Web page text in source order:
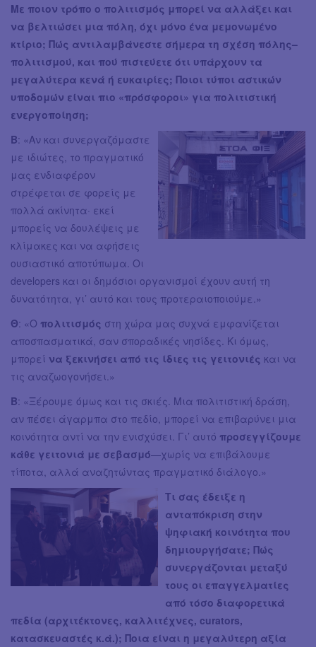
Με ποιον τρόπο ο πολιτισμός μπορεί να αλλάξει και
να βελτιώσει μια πόλη, όχι μόνο ένα μεμονωμένο
κτίριο; Πώς αντιλαμβάνεστε σήμερα τη σχέση πόλης–
πολιτισμού, και πού πιστεύετε ότι υπάρχουν τα
μεγαλύτερα κενά ή ευκαιρίες; Ποιοι τύποι αστικών
υποδομών είναι πιο «πρόσφοροι» για πολιτιστική
ενεργοποίηση;
Β: «Αν και συνεργαζόμαστε
με ιδιώτες, το πραγματικό
μας ενδιαφέρον
στρέφεται σε φορείς με
πολλά ακίνητα· εκεί
μπορείς να δουλέψεις με
κλίμακες και να αφήσεις
ουσιαστικό αποτύπωμα. Οι
developers και οι δημόσιοι οργανισμοί έχουν αυτή τη
δυνατότητα, γι’ αυτό και τους προτεραιοποιούμε.»
Θ: «Ο πολιτισμός στη χώρα μας συχνά εμφανίζεται
αποσπασματικά, σαν σποραδικές νησίδες. Κι όμως,
μπορεί να ξεκινήσει από τις ίδιες τις γειτονιές και να
τις αναζωογονήσει.»
Β: «Ξέρουμε όμως και τις σκιές. Μια πολιτιστική δράση,
αν πέσει άγαρμπα στο πεδίο, μπορεί να επιβαρύνει μια
κοινότητα αντί να την ενισχύσει. Γι’ αυτό προσεγγίζουμε
κάθε γειτονιά με σεβασμό—χωρίς να επιβάλουμε
τίποτα, αλλά αναζητώντας πραγματικό διάλογο.»
Τι σας έδειξε η
ανταπόκριση στην
ψηφιακή κοινότητα που
δημιουργήσατε; Πώς
συνεργάζονται μεταξύ
τους οι επαγγελματίες
από τόσο διαφορετικά
πεδία (αρχιτέκτονες, καλλιτέχνες, curators,
κατασκευαστές κ.ά.); Ποια είναι η μεγαλύτερη αξία